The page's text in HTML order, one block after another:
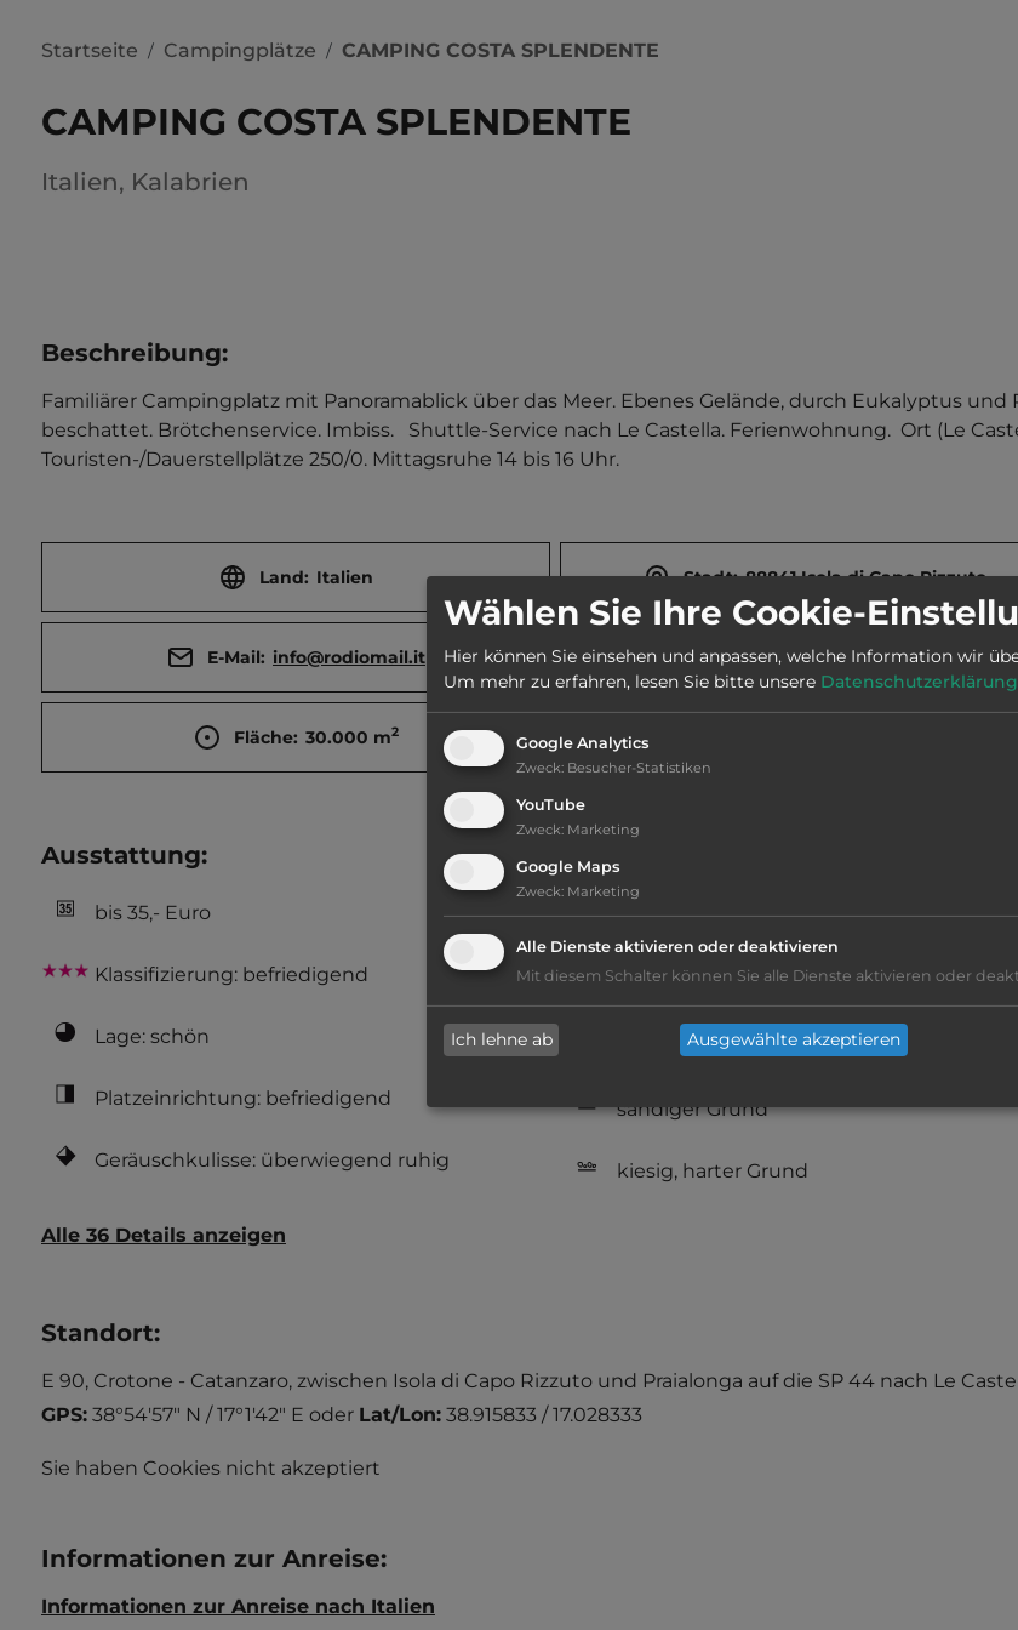
Startseite / Campingplätze / CAMPING COSTA SPLENDENTE
CAMPING COSTA SPLENDENTE
Italien, Kalabrien
Beschreibung:
Familiärer Campingplatz mit Panoramablick über das Meer. Ebenes Gelände, durch Eukalyptus
beschattet. Brötchenservice. Imbiss.   Shuttle-Service nach Le Castella. Ferienwohnung.  Ort (Le
Touristen-/Dauerstellplätze 250/0. Mittagsruhe 14 bis 16 Uhr.
Land: Italien Stadt: 88841 Isola di Capo Rizzuto
E-Mail: info@rodiomail.it Telefon: 0039 338 8073471
Fläche: 30.000 m2
Ausstattung:
bis 35,- Euro
Klassifizierung: befriedigend
Lage: schön
Platzeinrichtung: befriedigend
Geräuschkulisse: überwiegend ruhig
Hygiene: befriedigend
Service: befriedigend, einige
Campingplatz befindet sich am Wasser
sandiger Grund
kiesig, harter Grund
Alle 36 Details anzeigen
Standort:
E 90, Crotone - Catanzaro, zwischen Isola di Capo Rizzuto und Praialonga auf die SP 44 nach Le
GPS: 38°54'57" N / 17°1'42" E oder Lat/Lon: 38.915833 / 17.028333
Sie haben Cookies nicht akzeptiert
Informationen zur Anreise:
Informationen zur Anreise nach Italien
Wählen Sie Ihre Cookie-
Hier können Sie einsehen und anpassen, welche Information wir
Um mehr zu erfahren, lesen Sie bitte unsere Datenschutzerklärung
Google Analytics
Zweck: Besucher-Statistiken
YouTube
Zweck: Marketing
Google Maps
Zweck: Marketing
Alle Dienste aktivieren oder deaktivieren
Mit diesem Schalter können Sie alle Dienste aktivieren oder
Ich lehne ab Ausgewählte akzeptieren